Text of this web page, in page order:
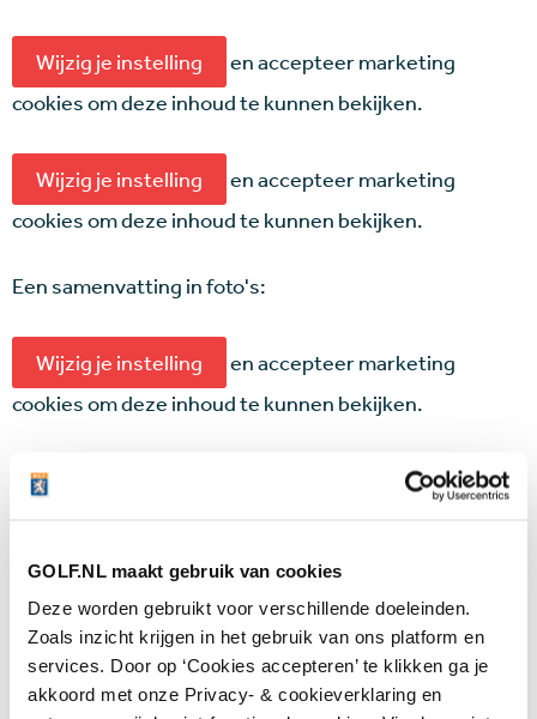
GOLF.NL maakt gebruik van cookies
Deze worden gebruikt voor verschillende doeleinden.
Zoals inzicht krijgen in het gebruik van ons platform en
services. Door op ‘Cookies accepteren’ te klikken ga je
akkoord met onze Privacy- & cookieverklaring en
Wijzig je instelling
en accepteer marketing
cookies om deze inhoud te kunnen bekijken.
Wijzig je instelling
en accepteer marketing
cookies om deze inhoud te kunnen bekijken.
Een samenvatting in foto's:
Wijzig je instelling
en accepteer marketing
cookies om deze inhoud te kunnen bekijken.
Reacties
viaredactie@golf.nl,@GolfnlofFacebook
Jan per mail:
'Goed initiatief, maar ik heb twee aanvullingen: